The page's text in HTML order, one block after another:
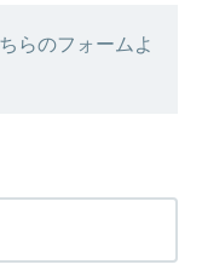
らのフォームよ